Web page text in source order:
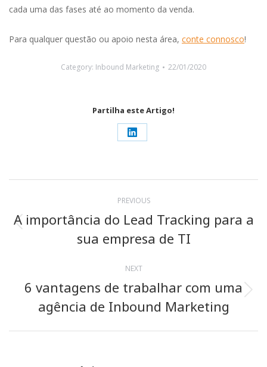
cada uma das fases até ao momento da venda.
Para qualquer questão ou apoio nesta área, conte connosco!
Category: Inbound Marketing 22/01/2020
Partilha este Artigo!
Share
LinkedIn
navigation
PREVIOUS
Previous
post:
A importância do Lead Tracking para a
sua empresa de TI
NEXT
Next
post:
6 vantagens de trabalhar com uma
agência de Inbound Marketing